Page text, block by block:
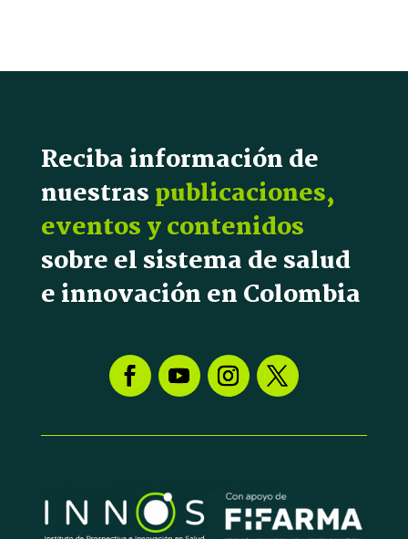
Reciba información de
nuestraspublicaciones,
eventos y contenidos
sobre el sistema de salud
e innovación en Colombia